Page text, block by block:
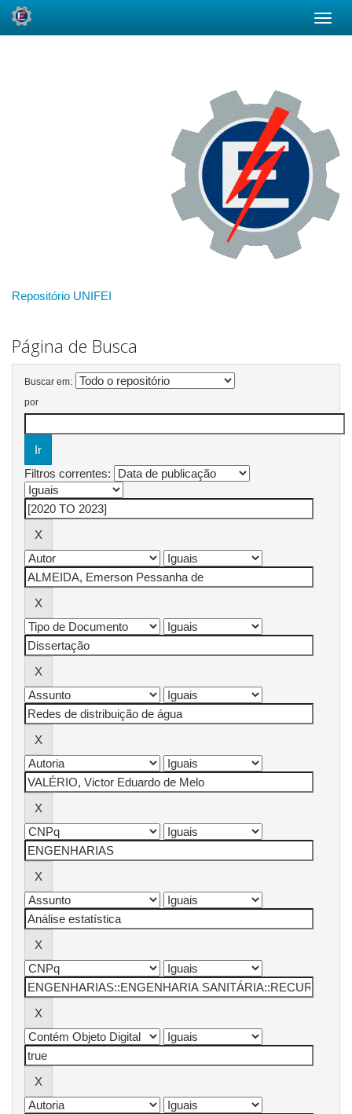
Repositório UNIFEI
Página de Busca
Buscar em:
por
Filtros correntes: